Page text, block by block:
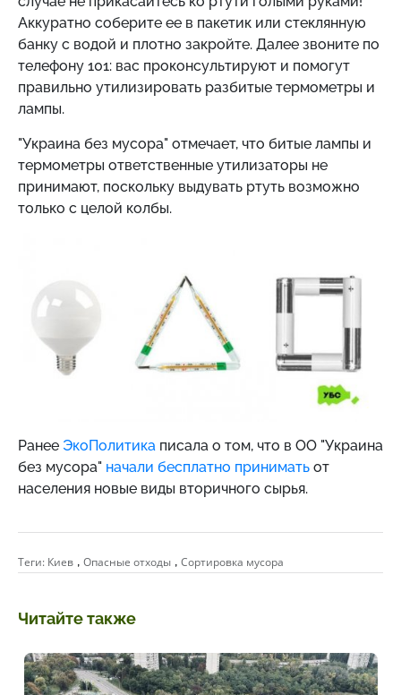
Аккуратно соберите ее в пакетик или стеклянную
банку с водой и плотно закройте. Далее звоните по
телефону 101: вас проконсультируют и помогут
правильно утилизировать разбитые термометры и
лампы.
"Украина без мусора" отмечает, что битые лампы и
термометры ответственные утилизаторы не
принимают, поскольку выдувать ртуть возможно
только с целой колбы.
Ранее ЭкоПолитика писала о том, что в ОО "Украина
без мусора" начали бесплатно принимать от
населения новые виды вторичного сырья.
Теги: Киев , Опасные отходы , Сортировка мусора
Читайте также